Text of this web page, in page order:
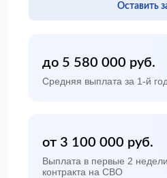
Оставить
до 5 580 000 руб.
Средняя выплата за 1-й
от 3 100 000 руб.
Выплата в первые 2
контракта на СВО